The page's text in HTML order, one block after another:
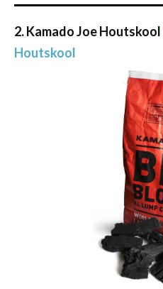
2. Kamado Joe Houtskool
Houtskool